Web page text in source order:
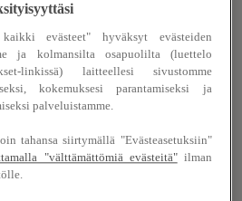
sijaitsee
oleskelutila. Tämä
tila tarjoaa puitteet jopa
tai yhteisiin
evästeet" hyväksyt evästeiden
ja kolmansilta osapuolilta (luettelo
linkissä) laitteellesi sivustomme
kokemuksesi parantamiseksi ja
palveluistamme.
tahansa siirtymällä "Evästeasetuksiin"
"välttämättömiä evästeitä"ilman